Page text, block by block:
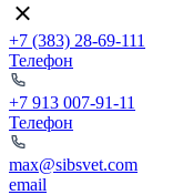
+7 (383) 28-69-111
Телефон
+7 913 007-91-11
Телефон
max@sibsvet.com
email